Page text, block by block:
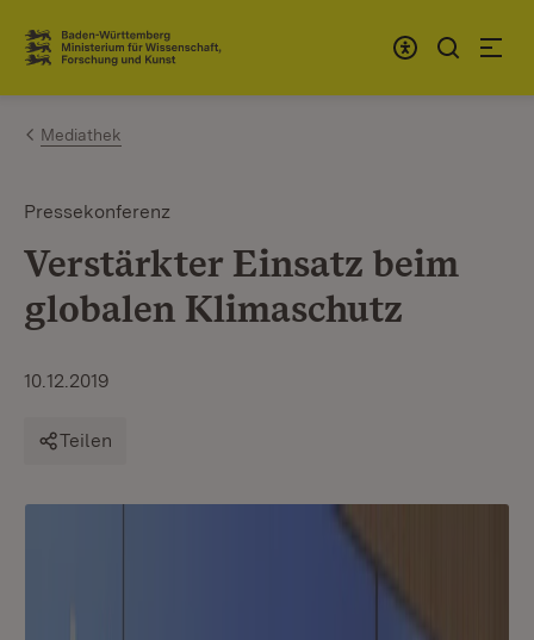
Zum Inhalt springen
Link zur Startseite
Mediathek
Pressekonferenz
Verstärkter Einsatz beim
globalen Klimaschutz
10.12.2019
Teilen